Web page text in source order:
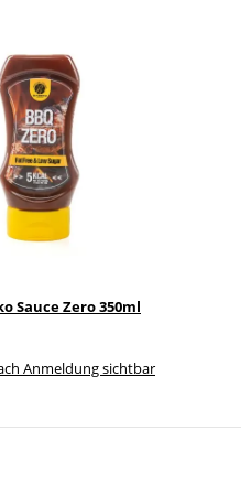
Sauce Zero 350ml
Anmeldung sichtbar